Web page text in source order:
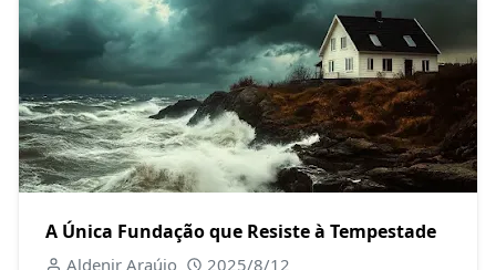
A Única Fundação que Resiste à Tempestade
Aldenir Araújo 2025/8/12